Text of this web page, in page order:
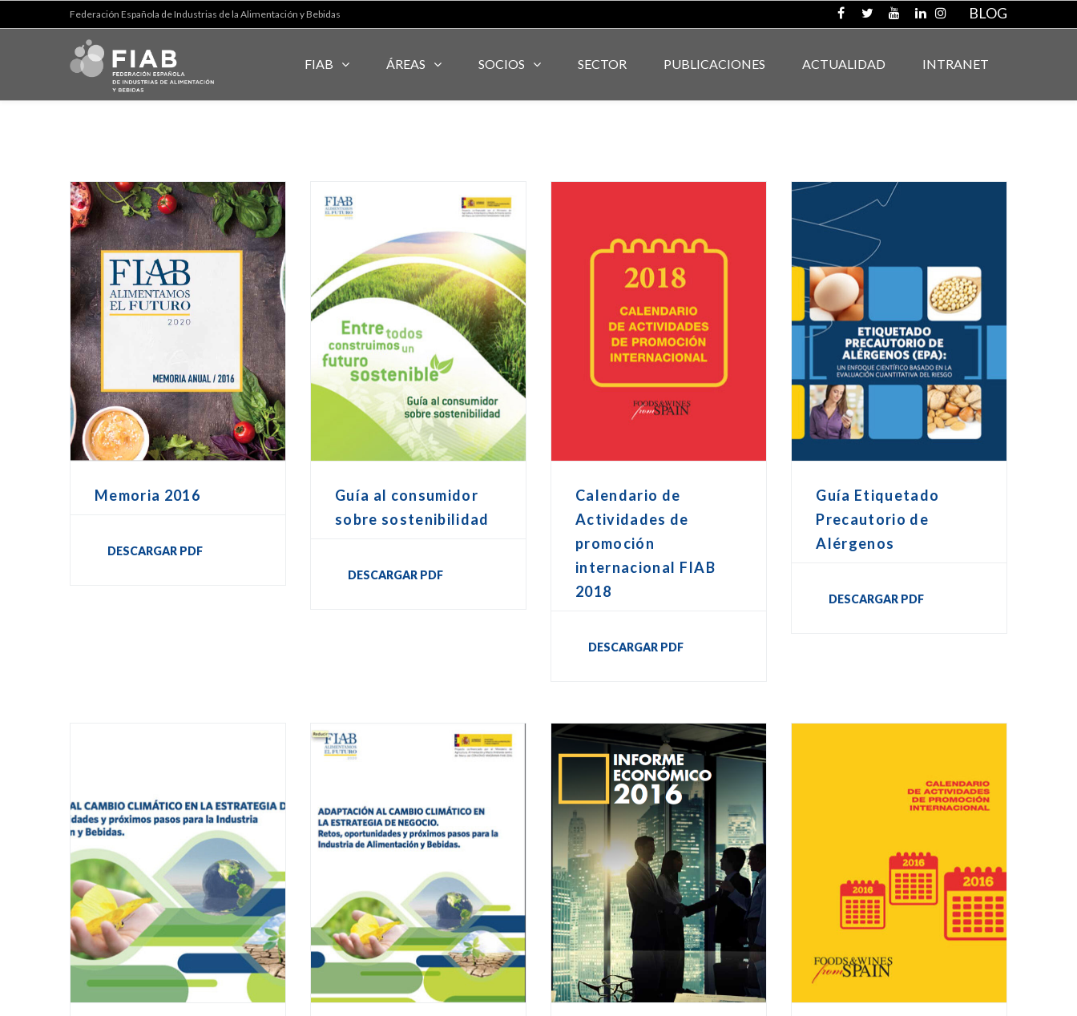
Federación Española de Industrias de la Alimentación y Bebidas BLOG
FIAB ÁREAS SOCIOS SECTOR PUBLICACIONES ACTUALIDAD INTRANET
Memoria 2016
DESCARGAR PDF
Guía al consumidor
sobre sostenibilidad
DESCARGAR PDF
Calendario de
Actividades de
promoción
internacional FIAB
2018
DESCARGAR PDF
Guía Etiquetado
Precautorio de
Alérgenos
DESCARGAR PDF